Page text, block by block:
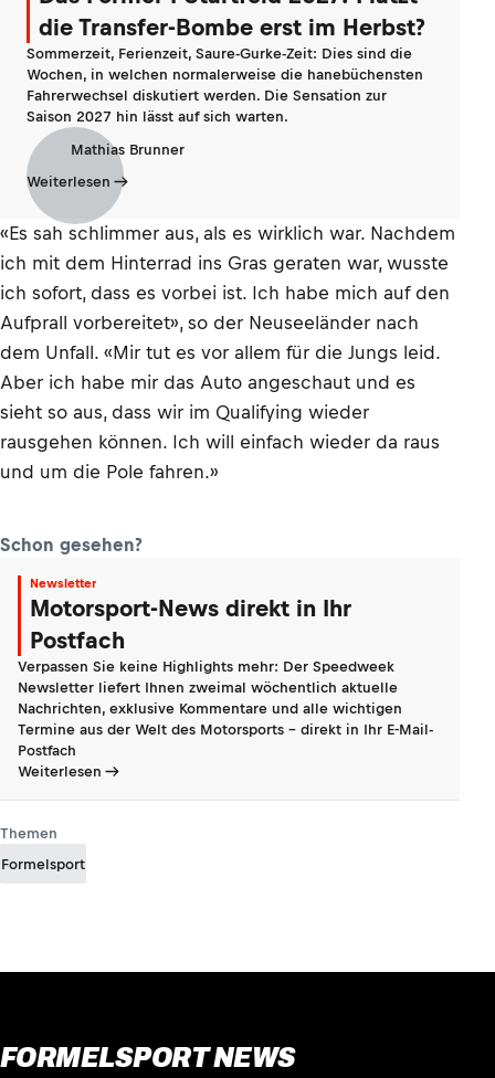
die Transfer-Bombe erst im Herbst?
Sommerzeit, Ferienzeit, Saure-Gurke-Zeit: Dies sind die
Wochen, in welchen normalerweise die hanebüchensten
Fahrerwechsel diskutiert werden. Die Sensation zur
Saison 2027 hin lässt auf sich warten.
Mathias Brunner
Weiterlesen
«Es sah schlimmer aus, als es wirklich war. Nachdem
ich mit dem Hinterrad ins Gras geraten war, wusste
ich sofort, dass es vorbei ist. Ich habe mich auf den
Aufprall vorbereitet», so der Neuseeländer nach
dem Unfall. «Mir tut es vor allem für die Jungs leid.
Aber ich habe mir das Auto angeschaut und es
sieht so aus, dass wir im Qualifying wieder
rausgehen können. Ich will einfach wieder da raus
und um die Pole fahren.»
Schon gesehen?
Newsletter
Motorsport-News direkt in Ihr
Postfach
Verpassen Sie keine Highlights mehr: Der Speedweek
Newsletter liefert Ihnen zweimal wöchentlich aktuelle
Nachrichten, exklusive Kommentare und alle wichtigen
Termine aus der Welt des Motorsports - direkt in Ihr E-Mail-
Postfach
Weiterlesen
Themen
Formelsport
FORMELSPORT NEWS